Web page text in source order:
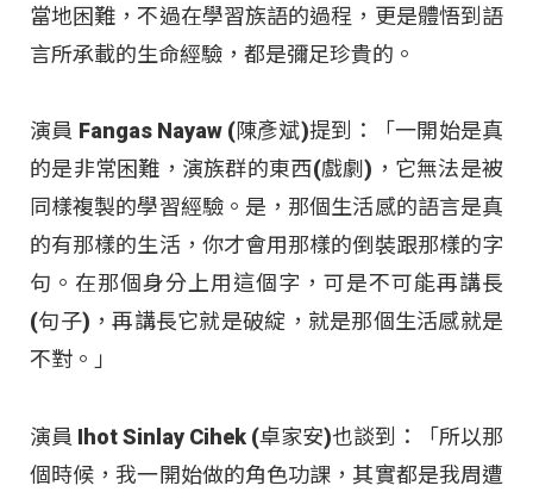
當地困難，不過在學習族語的過程，更是體悟到語
言所承載的生命經驗，都是彌足珍貴的。
演員 Fangas Nayaw (陳彥斌)提到：「一開始是真
的是非常困難，演族群的東西(戲劇)，它無法是被
同樣複製的學習經驗。是，那個生活感的語言是真
的有那樣的生活，你才會用那樣的倒裝跟那樣的字
句。在那個身分上用這個字，可是不可能再講長
(句子)，再講長它就是破綻，就是那個生活感就是
不對。」
演員 Ihot Sinlay Cihek (卓家安)也談到：「所以那
個時候，我一開始做的角色功課，其實都是我周遭